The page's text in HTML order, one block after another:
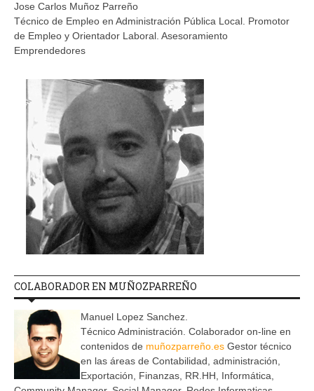
Jose Carlos Muñoz Parreño
Técnico de Empleo en Administración Pública Local. Promotor
de Empleo y Orientador Laboral. Asesoramiento
Emprendedores
COLABORADOR EN MUÑOZPARREÑO
Manuel Lopez Sanchez.
Técnico Administración. Colaborador on-line en
contenidos de muñozparreño.es Gestor técnico
en las áreas de Contabilidad, administración,
Exportación, Finanzas, RR.HH, Informática,